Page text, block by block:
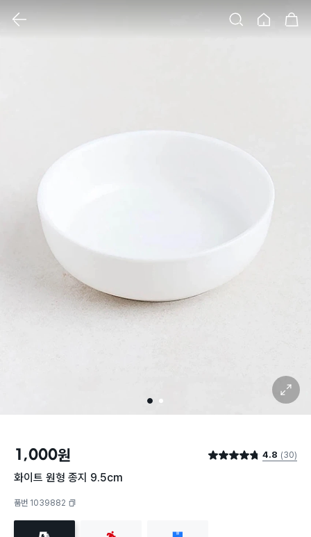
1 2
확대 보기
1,000원 별점 4.8점 4.8 (30)
화이트 원형 종지 9.5cm
품번 1039882